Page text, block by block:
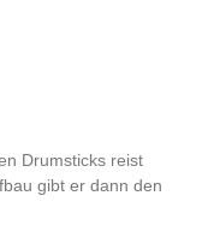
Drumsticks reist
gibt er dann den